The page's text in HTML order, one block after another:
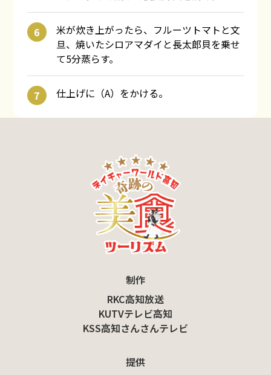
米が炊き上がったら、フルーツトマトと文
旦、焼いたシロアマダイと長太郎貝を乗せ
て5分蒸らす。
仕上げに（A）をかける。
制作
RKC高知放送
KUTVテレビ高知
KSS高知さんさんテレビ
提供